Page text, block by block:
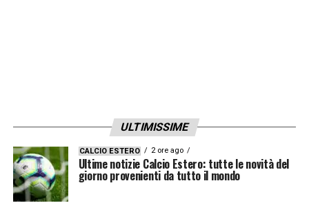
tempo Spalletti conquista tre punti
importanti in zona Champions. Dopo tanti
tentativi la sblocca Politano al 39′ che con il
sinistro non lascia scampo da un immobile
Semper. La ripresa si apre con lo stesso
ULTIMISSIME
CALCIO ESTERO 2 ore ago
Ultime notizie Calcio Estero: tutte le novità del
giorno provenienti da tutto il mondo